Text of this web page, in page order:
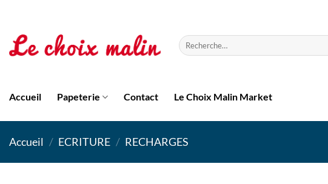
contenu
Recherche
pour :
Accueil Papeterie Contact Le Choix Malin Market
Accueil / ECRITURE / RECHARGES